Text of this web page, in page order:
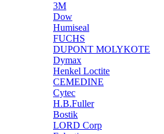
3M
Dow
Humiseal
FUCHS
DUPONT MOLYKOTE
Dymax
Henkel Loctite
CEMEDINE
Cytec
H.B.Fuller
Bostik
LORD Corp